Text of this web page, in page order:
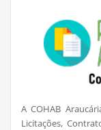
A COHAB
Licitações,